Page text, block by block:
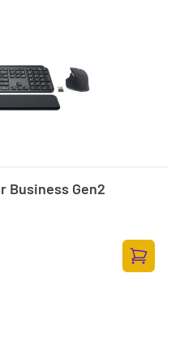
Business Gen2
Zum